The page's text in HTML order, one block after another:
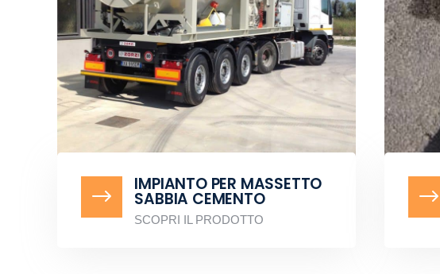
$
IMPIANTO PER MASSETTO
SABBIA CEMENTO
SCOPRI IL PRODOTTO
$